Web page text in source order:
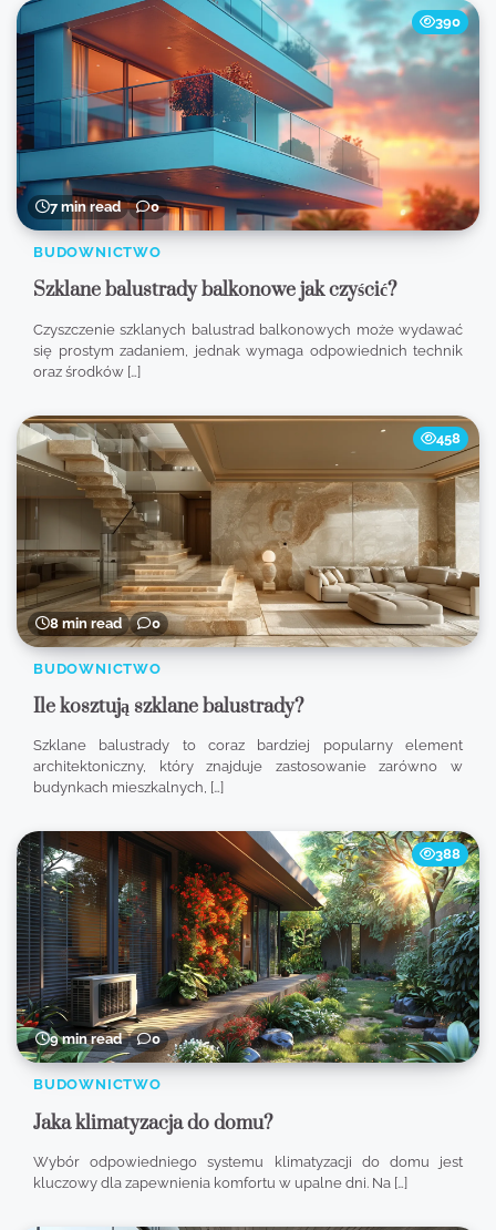
7 min read 0
390
BUDOWNICTWO
Szklane balustrady balkonowe jak czyścić?
Czyszczenie szklanych balustrad balkonowych może wydawać
się prostym zadaniem, jednak wymaga odpowiednich technik
oraz środków […]
8 min read 0
458
BUDOWNICTWO
Ile kosztują szklane balustrady?
Szklane balustrady to coraz bardziej popularny element
architektoniczny, który znajduje zastosowanie zarówno w
budynkach mieszkalnych, […]
9 min read 0
388
BUDOWNICTWO
Jaka klimatyzacja do domu?
Wybór odpowiedniego systemu klimatyzacji do domu jest
kluczowy dla zapewnienia komfortu w upalne dni. Na […]